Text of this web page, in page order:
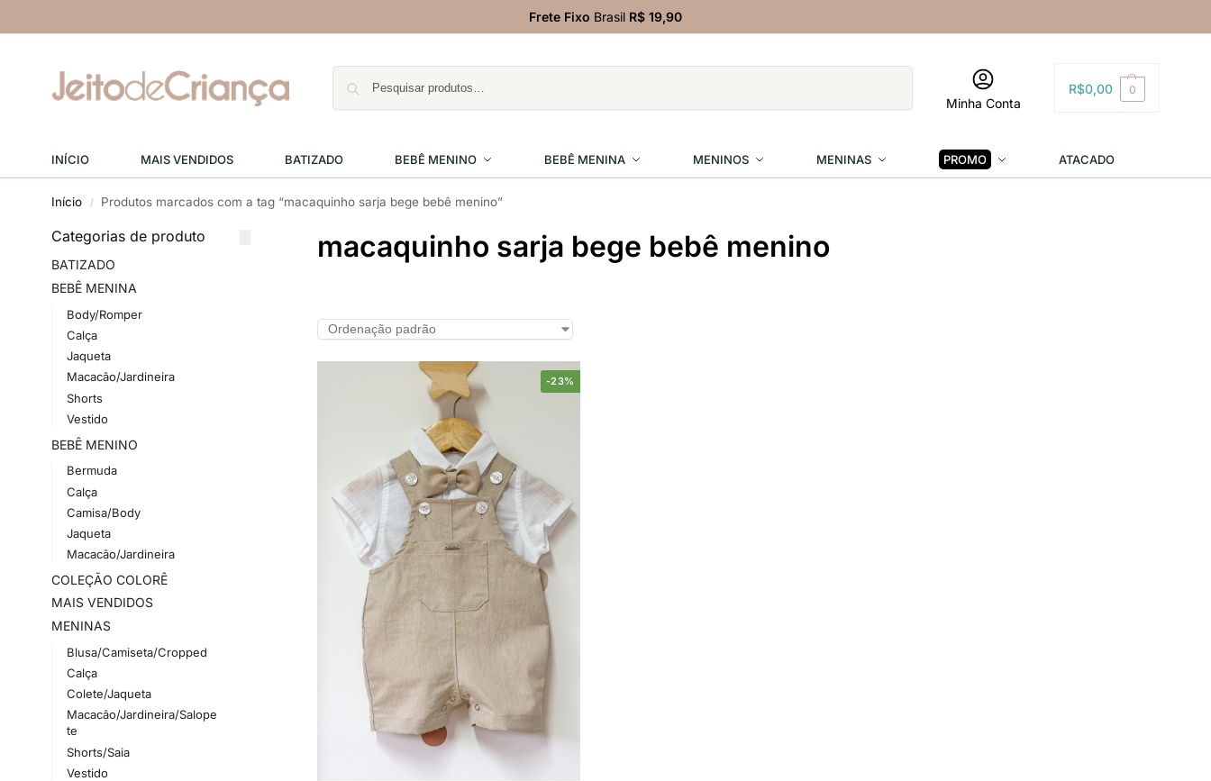
Frete Fixo Brasil R$ 19,90
Minha Conta
R$0,00 0
INÍCIO MAIS VENDIDOS BATIZADO BEBÊ MENINO BEBÊ MENINA MENINOS MENINAS PROMO ATACADO
Início / Produtos marcados com a tag “macaquinho sarja bege bebê menino”
macaquinho sarja bege bebê menino
-23%
Categorias de produto
BATIZADO
BEBÊ MENINA
Body/Romper
Calça
Jaqueta
Macacão/Jardineira
Shorts
Vestido
BEBÊ MENINO
Bermuda
Calça
Camisa/Body
Jaqueta
Macacão/Jardineira
COLEÇÃO COLORÊ
MAIS VENDIDOS
MENINAS
Blusa/Camiseta/Cropped
Calça
Colete/Jaqueta
Macacão/Jardineira/Salope
te
Shorts/Saia
Vestido